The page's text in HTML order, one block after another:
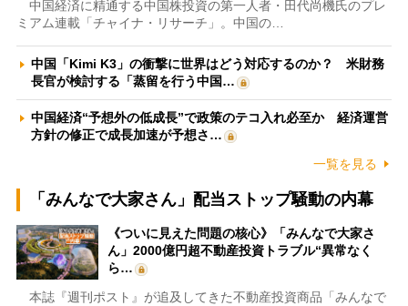
中国経済に精通する中国株投資の第一人者・田代尚機氏のプレ
ミアム連載「チャイナ・リサーチ」。中国の…
中国「Kimi K3」の衝撃に世界はどう対応するのか？ 米財務
長官が検討する「蒸留を行う中国…
中国経済“予想外の低成長”で政策のテコ入れ必至か 経済運営
方針の修正で成長加速が予想さ…
一覧を見る
「みんなで大家さん」配当ストップ騒動の内幕
《ついに見えた問題の核心》「みんなで大家さ
ん」2000億円超不動産投資トラブル“異常なく
ら…
本誌『週刊ポスト』が追及してきた不動産投資商品「みんなで